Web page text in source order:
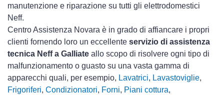
manutenzione e riparazione su tutti gli elettrodomestici
Neff.
Centro Assistenza Novara è in grado di affiancare i propri
clienti fornendo loro un eccellente servizio di assistenza
tecnica Neff a Galliate allo scopo di risolvere ogni tipo di
malfunzionamento o guasto su una vasta gamma di
apparecchi quali, per esempio, Lavatrici, Lavastoviglie,
Frigoriferi, Condizionatori, Forni, Piani cottura,